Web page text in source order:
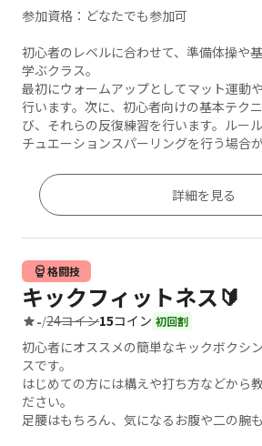
参加資格：どなたでも参加可
初心者のレベルに合わせて、準備体操や
学ぶクラス。
最初にウォームアップとしてマット運動
行います。次に、初心者向けの基本テク
び、それらの反復練習を行います。ルー
チュエーションスパーリングを行う場合が
詳細を見る
格闘技
キックフィットネス🔰
-/24コイン15コイン 初回割
初心者にオススメの簡単なキックボクシ
スです。
はじめての方には構えや打ち方などから
ださい。
足腰はもちろん、気になるお腹や二の腕